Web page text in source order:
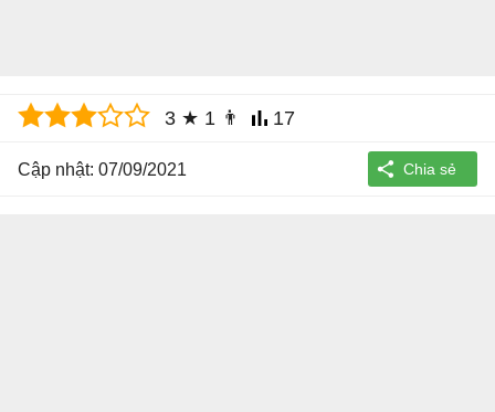
3 ★ 1 👨 17
Cập nhật: 07/09/2021